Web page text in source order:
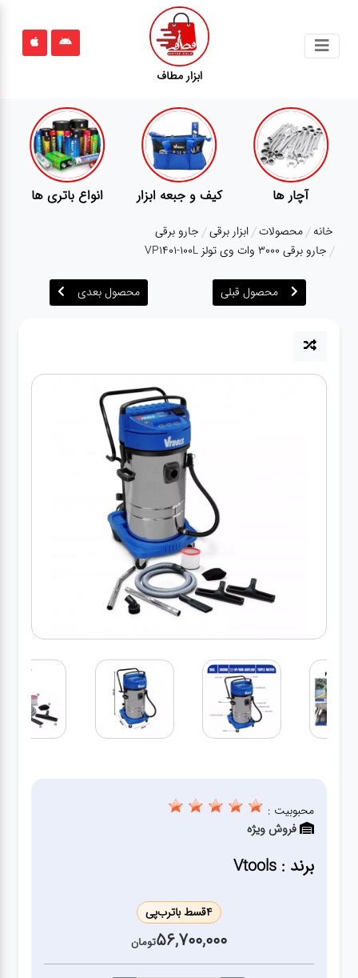
ابزار مطاف
محصولات
قوانین
سایت
درباره
کارواش
شارژی
ژنراتور
ابزار
بادی
کیف و جبعه ابزار انواع باتری ها
خانه محصولات ابزار برقی جارو برقی
جارو برقی 3000 وات وی تولز VP1401-100L
محصول قبلی محصول بعدی
محبوبیت :
فروش ویژه
برند : Vtools
4قسط باترب‌پی
56,700,000تومان